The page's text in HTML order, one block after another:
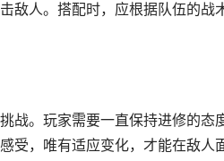
敌人。搭配时，应根据队伍的战
战。玩家需要一直保持进修的态
受，唯有适应变化，才能在敌人